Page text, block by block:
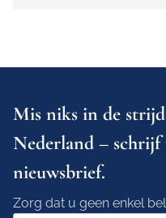
Mis niks in de
Nederland –
nieuwsbrief.
Zorg dat u geen enkel